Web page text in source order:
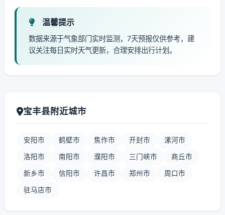
温馨提示
数据来源于气象部门实时监测，7天预报仅供参考，建
议关注每日实时天气更新，合理安排出行计划。
宝丰县附近城市
安阳市 鹤壁市 焦作市 开封市 漯河市
洛阳市 南阳市 濮阳市 三门峡市 商丘市
新乡市 信阳市 许昌市 郑州市 周口市
驻马店市